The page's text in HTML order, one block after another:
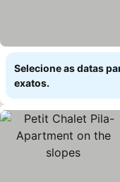
Selecione as datas
exatos.